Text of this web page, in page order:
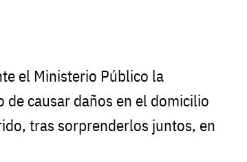
el Ministerio Público la
de causar daños en el domicilio
tras sorprenderlos juntos, en